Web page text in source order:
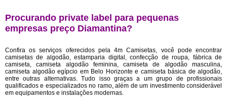
Procurando private label para pequenas
empresas preço Diamantina?
Confira os serviços oferecidos pela 4m Camisetas, você pode encontrar
camisetas de algodão, estamparia digital, confecção de roupa, fábrica de
camiseta, camiseta algodão feminina, camiseta de algodão masculina,
camiseta algodão egípcio em Belo Horizonte e camiseta básica de algodão,
entre outras alternativas. Tudo isso graças a um grupo de profissionais
qualificados e especializados no ramo, além de um investimento considerável
em equipamentos e instalações modernas.